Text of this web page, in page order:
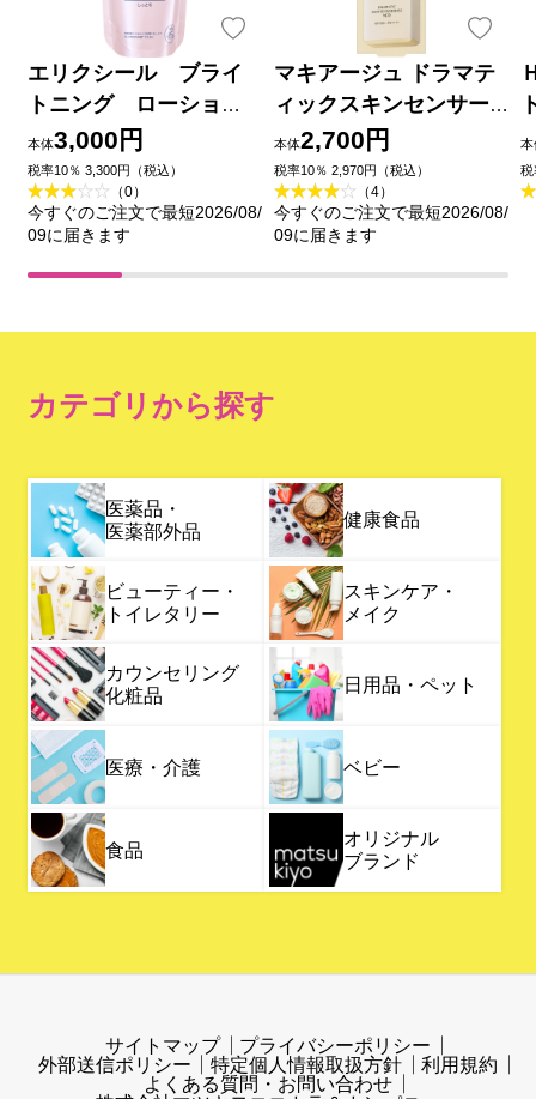
エリクシール ブライ
トニング ローショ
ン しっとりタイプ
ｃａ （つめかえ用）
１５０ｍｌ 資生堂 (医薬
部外品)
本体3,000円
税率10％ 3,300円（税込）
（0）
今すぐのご注文で最短2026/08/
09に届きます
マキアージュ ドラマテ
ィックスキンセンサー
ベース ＮＥＯ イエロー
２５ｍｌ 資生堂
本体2,700円
税率10％ 2,970円（税込）
（4）
今すぐのご注文で最短2026/08/
09に届きます
本
税
カテゴリから探す
医薬品・
医薬部外品
健康食品
ビューティー・
トイレタリー
スキンケア・
メイク
カウンセリング
化粧品
日用品・ペット
医療・介護 ベビー
食品
オリジナル
ブランド
サイトマップ
プライバシーポリシー
外部送信ポリシー
特定個人情報取扱方針
利用規約
よくある質問・お問い合わせ